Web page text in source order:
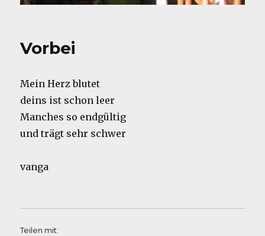
Vorbei
Mein Herz blutet
deins ist schon leer
Manches so endgültig
und trägt sehr schwer
vanga
Teilen mit: